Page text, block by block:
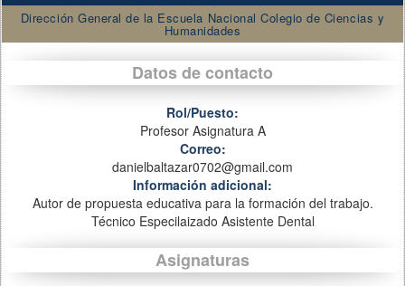
Dirección General de la Escuela Nacional Colegio de Ciencias y
Humanidades
Datos de contacto
Rol/Puesto:
Profesor Asignatura A
Correo:
danielbaltazar0702@gmail.com
Información adicional:
Autor de propuesta educativa para la formación del trabajo.
Técnico Especilaizado Asistente Dental
Asignaturas